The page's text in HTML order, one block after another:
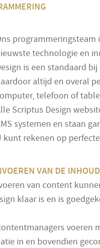
programmeringsteam
technologie en
is een standaard
altijd en overal
telefoon of
Scriptus Design
systemen en staan
kunt rekenen op
VAN DE INHOUD
van content
klaar is en is
voeren
in en bovendien